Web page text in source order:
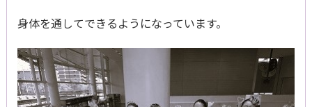
身体を通してできるようになっています。